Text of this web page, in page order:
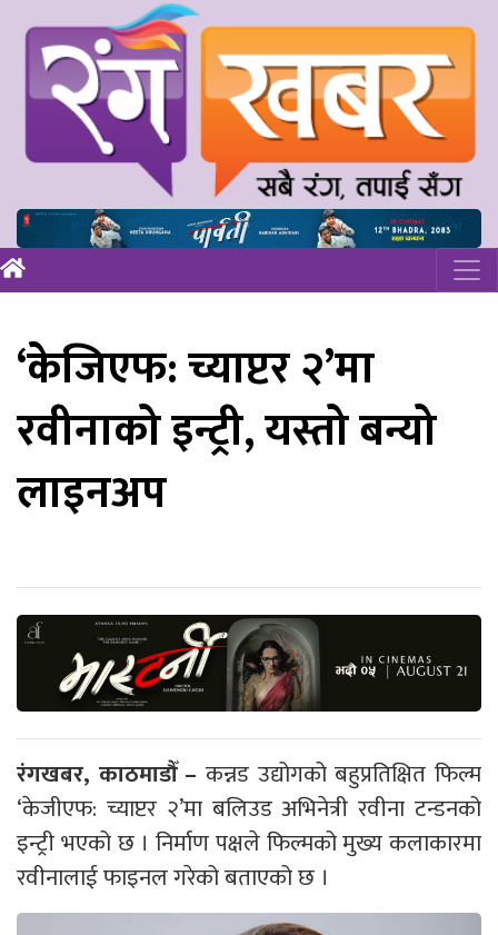
‘केजिएफ: च्याप्टर २’मा
रवीनाको इन्ट्री, यस्तो बन्यो
लाइनअप
रंगखबर, काठमाडौँ – कन्नड उद्योगको बहुप्रतिक्षित फिल्म
‘केजीएफ: च्याप्टर २’मा बलिउड अभिनेत्री रवीना टन्डनको
इन्ट्री भएको छ । निर्माण पक्षले फिल्मको मुख्य कलाकारमा
रवीनालाई फाइनल गरेको बताएको छ ।